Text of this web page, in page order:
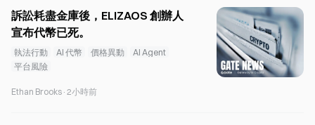
訴訟耗盡金庫後，ELIZAOS 創辦人
宣布代幣已死。
執法行動 AI 代幣 價格異動
AI Agent
平台風險
Ethan Brooks · 2小時前